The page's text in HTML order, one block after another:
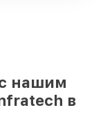
нашим
в